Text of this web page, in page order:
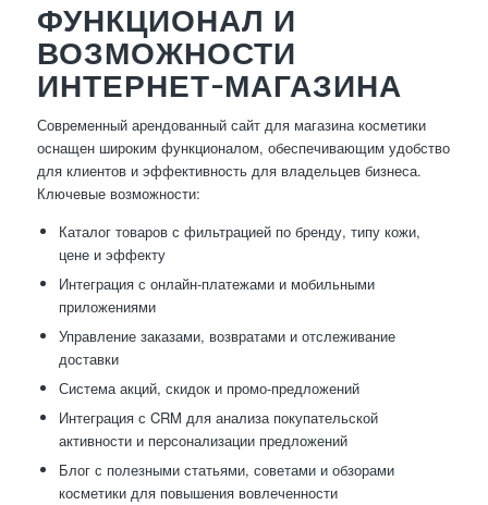
ФУНКЦИОНАЛ И
ВОЗМОЖНОСТИ
ИНТЕРНЕТ-МАГАЗИНА
Современный арендованный сайт для магазина косметики
оснащен широким функционалом, обеспечивающим удобство
для клиентов и эффективность для владельцев бизнеса.
Ключевые возможности:
Каталог товаров с фильтрацией по бренду, типу кожи,
цене и эффекту
Интеграция с онлайн-платежами и мобильными
приложениями
Управление заказами, возвратами и отслеживание
доставки
Система акций, скидок и промо-предложений
Интеграция с CRM для анализа покупательской
активности и персонализации предложений
Блог с полезными статьями, советами и обзорами
косметики для повышения вовлеченности